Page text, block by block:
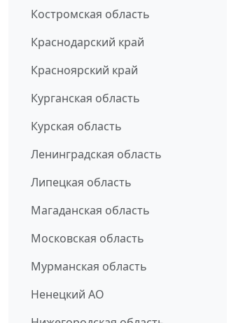
Костромская область
Краснодарский край
Красноярский край
Курганская область
Курская область
Ленинградская область
Липецкая область
Магаданская область
Московская область
Мурманская область
Ненецкий АО